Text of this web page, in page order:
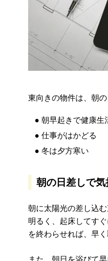
東向きの物件は、朝
● 朝早起きで健康生
● 仕事がはかどる
● 冬は夕方寒い
朝の日差しで
朝に太陽光の差し込
明るく、起床してす
を終わらせれば、早
また、朝日を浴びて